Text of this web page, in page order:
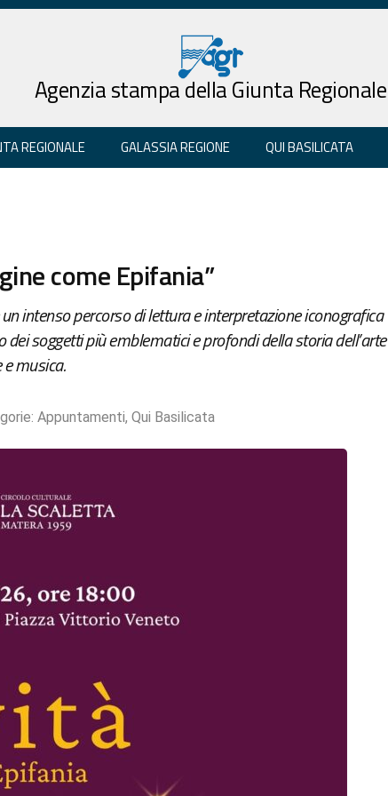
Agenzia stampa della Giunta Regionale
REGIONALE GALASSIA REGIONE QUI BASILICATA
come Epifania”
intenso percorso di lettura e interpretazione iconografica
soggetti più emblematici e profondi della storia dell’arte
musica.
Appuntamenti, Qui Basilicata